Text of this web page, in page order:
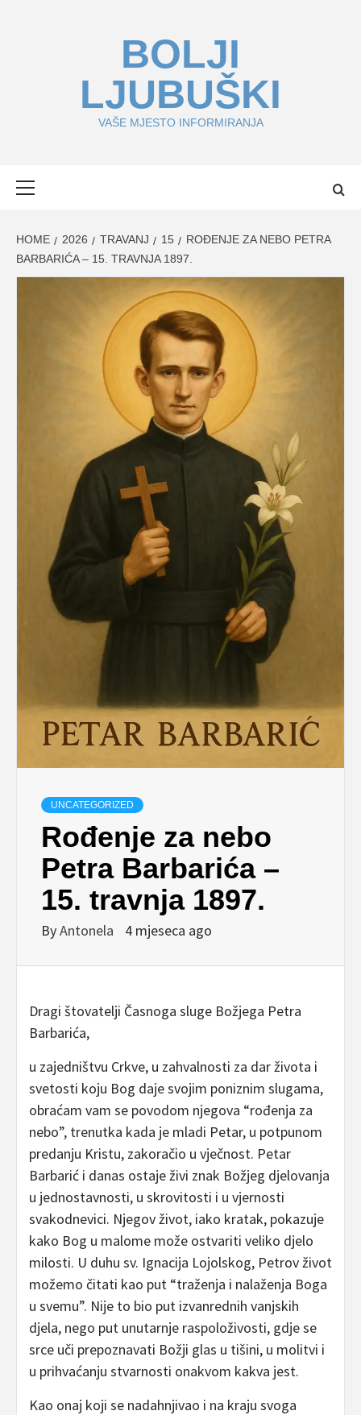
BOLJI
LJUBUŠKI
VAŠE MJESTO INFORMIRANJA
HOME 2026 TRAVANJ 15
ROĐENJE ZA NEBO PETRA
BARBARIĆA – 15. TRAVNJA 1897.
UNCATEGORIZED
Rođenje za nebo
Petra Barbarića –
15. travnja 1897.
ByAntonela 4 mjeseca ago
Dragi štovatelji Časnoga sluge Božjega Petra
Barbarića,
u zajedništvu Crkve, u zahvalnosti za dar života i
svetosti koju Bog daje svojim poniznim slugama,
obraćam vam se povodom njegova “rođenja za
nebo”, trenutka kada je mladi Petar, u potpunom
predanju Kristu, zakoračio u vječnost. Petar
Barbarić i danas ostaje živi znak Božjeg djelovanja
u jednostavnosti, u skrovitosti i u vjernosti
svakodnevici. Njegov život, iako kratak, pokazuje
kako Bog u malome može ostvariti veliko djelo
milosti. U duhu sv. Ignacija Lojolskog, Petrov život
možemo čitati kao put “traženja i nalaženja Boga
u svemu”. Nije to bio put izvanrednih vanjskih
djela, nego put unutarnje raspoloživosti, gdje se
srce uči prepoznavati Božji glas u tišini, u molitvi i
u prihvaćanju stvarnosti onakvom kakva jest.
Kao onaj koji se nadahnjivao i na kraju svoga